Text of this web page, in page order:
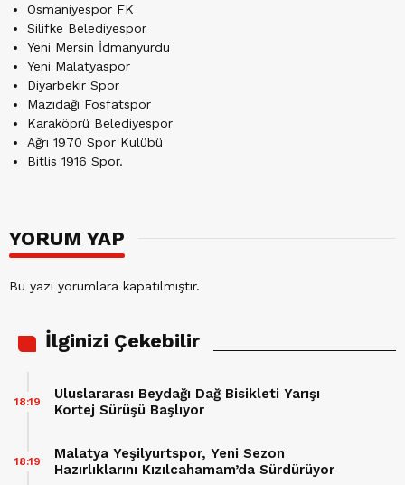
Osmaniyespor FK
Silifke Belediyespor
Yeni Mersin İdmanyurdu
Yeni Malatyaspor
Diyarbekir Spor
Mazıdağı Fosfatspor
Karaköprü Belediyespor
Ağrı 1970 Spor Kulübü
Bitlis 1916 Spor.
YORUM YAP
Bu yazı yorumlara kapatılmıştır.
İlginizi Çekebilir
Uluslararası Beydağı Dağ Bisikleti Yarışı
Kortej Sürüşü Başlıyor
18:19
Malatya Yeşilyurtspor, Yeni Sezon
Hazırlıklarını Kızılcahamam’da Sürdürüyor
18:19